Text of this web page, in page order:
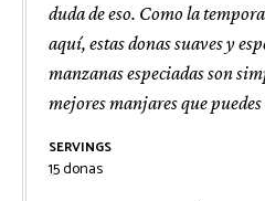
duda de eso. Como la
aquí, estas donas suaves y
manzanas especiadas son
mejores manjares que
SERVINGS
15donas